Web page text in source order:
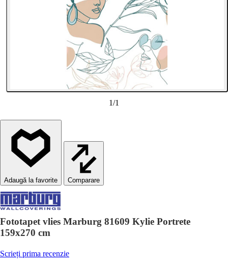
1/1
Comparare
Fototapet vlies Marburg 81609 Kylie Portrete
159x270 cm
Scrieți prima recenzie